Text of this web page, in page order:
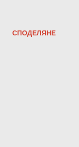
СПОДЕЛЯНЕ